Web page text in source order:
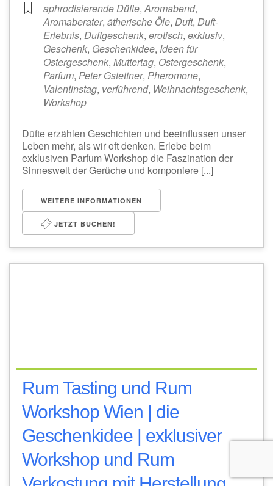
aphrodisierende Düfte,Aromabend,
Aromaberater, ätherische Öle, Duft, Duft-
Erlebnis, Duftgeschenk, erotisch, exklusiv,
Geschenk, Geschenkidee, Ideen für
Ostergeschenk, Muttertag, Ostergeschenk,
Parfum, Peter Gstettner, Pheromone,
Valentinstag, verführend, Weihnachtsgeschenk,
Workshop
Düfte erzählen Geschichten und beeinflussen unser
Leben mehr, als wir oft denken. Erlebe beim
exklusiven Parfum Workshop die Faszination der
Sinneswelt der Gerüche und komponiere [...]
WEITERE INFORMATIONEN
JETZT BUCHEN!
Rum Tasting und Rum
Workshop Wien | die
Geschenkidee | exklusiver
Workshop und Rum